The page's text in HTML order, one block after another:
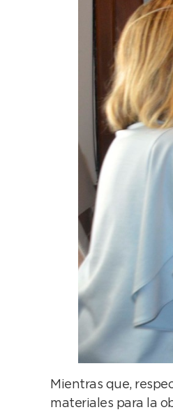
Mientras que,
materiales para la